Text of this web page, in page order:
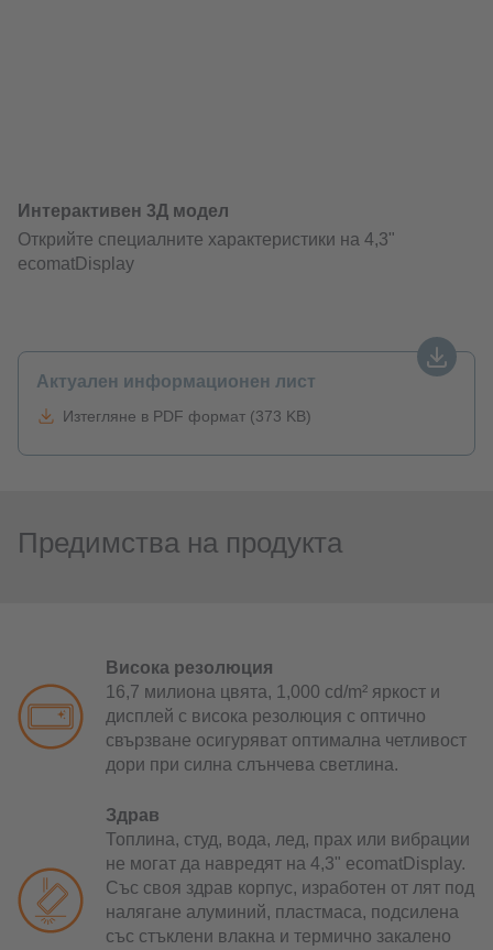
Актуален информационен лист
Изтегляне в PDF формат (373 KB)
Предимства на продукта
Висока резолюция
16,7 милиона цвята, 1,000 cd/m² яркост и
дисплей с висока резолюция с оптично
свързване осигуряват оптимална четливост
дори при силна слънчева светлина.
Здрав
Топлина, студ, вода, лед, прах или вибрации
не могат да навредят на 4,3" ecomatDisplay.
Със своя здрав корпус, изработен от лят под
налягане алуминий, пластмаса, подсилена
със стъклени влакна и термично закалено